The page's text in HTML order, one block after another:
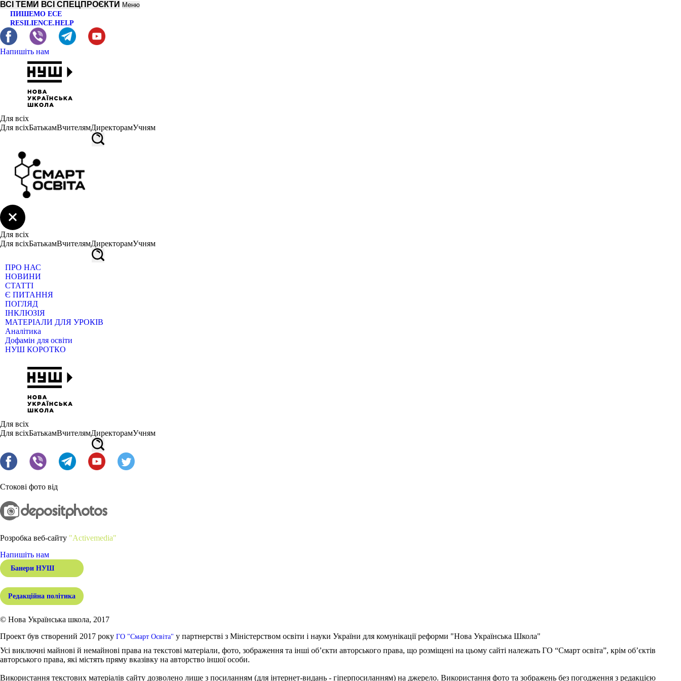
ВСІ ТЕМИ ВСІ СПЕЦПРОЄКТИ Меню
ПИШЕМО ЕСЕ
RESILIENCE.HELP
Напишіть нам
Для всіх
Для всіхБатькамВчителямДиректорамУчням
Для всіх
Для всіхБатькамВчителямДиректорамУчням
ПРО НАС
НОВИНИ
СТАТТІ
Є ПИТАННЯ
ПОГЛЯД
ІНКЛЮЗІЯ
МАТЕРІАЛИ ДЛЯ УРОКІВ
Аналітика
Дофамін для освіти
НУШ КОРОТКО
Для всіх
Для всіхБатькамВчителямДиректорамУчням
Стокові фото від
Розробка веб-сайту "Activemedia"
Напишіть нам
Банери НУШ
Редакційна політика
© Нова Українська школа, 2017
Проект був створений 2017 року ГО "Смарт Освіта" у партнерстві з Міністерством освіти і науки України для комунікації реформи "Нова Українська Школа"
Усі виключні майнові й немайнові права на текстові матеріали, фото, зображення та інші об’єкти авторського права, що розміщені на цьому сайті належать ГО “Смарт освіта”, крім об’єктів
авторського права, які містять пряму вказівку на авторство іншої особи.
Використання текстових матеріалів сайту дозволено лише з посиланням (для інтернет-видань - гіперпосиланням) на джерело. Використання фото та зображень без погодження з редакцією